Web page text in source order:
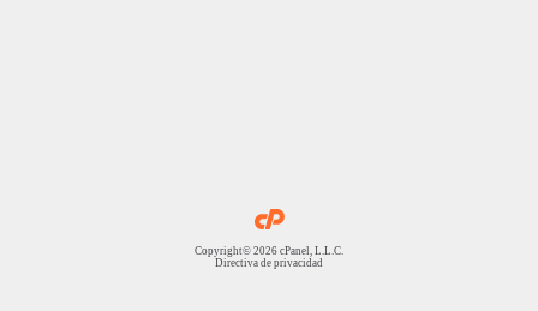
Copyright© 2026 cPanel, L.L.C.
Directiva de privacidad